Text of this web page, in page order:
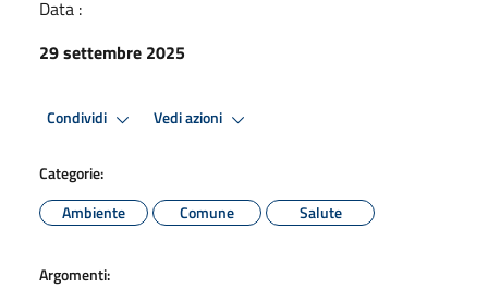
Data :
29 settembre 2025
Condividi Vedi azioni
Categorie:
Ambiente
Comune Salute
Argomenti: